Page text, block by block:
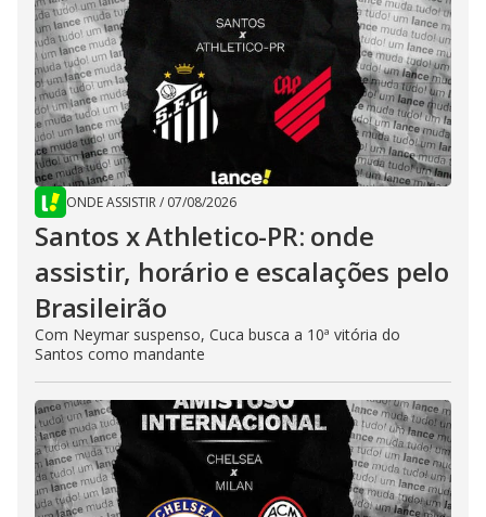
ONDE ASSISTIR/ 07/08/2026
Santos x Athletico-PR: onde
assistir, horário e escalações pelo
Brasileirão
Com Neymar suspenso, Cuca busca a 10ª vitória do
Santos como mandante